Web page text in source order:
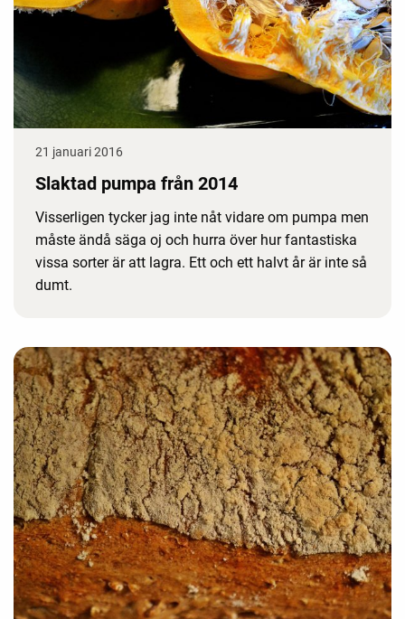
21 januari 2016
Slaktad pumpa från 2014
Visserligen tycker jag inte nåt vidare om pumpa men
måste ändå säga oj och hurra över hur fantastiska
vissa sorter är att lagra. Ett och ett halvt år är inte så
dumt.